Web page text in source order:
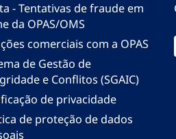
- Tentativas de fraude em
da OPAS/OMS
comerciais com a OPAS
de Gestão de
e Conflitos (SGAIC)
de privacidade
de proteção de dados